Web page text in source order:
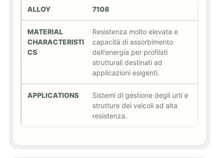
7108
Resistenza molto elevata e
capacità di assorbimento
dell'energia per profilati
strutturali destinati ad
applicazioni esigenti.
Sistemi di gestione degli urti e
strutture dei veicoli ad alta
resistenza.